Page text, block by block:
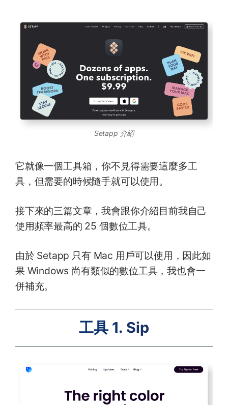
Setapp 介紹
它就像一個工具箱，你不見得需要這麼多工
具，但需要的時候隨手就可以使用。
接下來的三篇文章，我會跟你介紹目前我自己
使用頻率最高的 25 個數位工具。
由於 Setapp 只有 Mac 用戶可以使用，因此如
果 Windows 尚有類似的數位工具，我也會一
併補充。
工具 1. Sip